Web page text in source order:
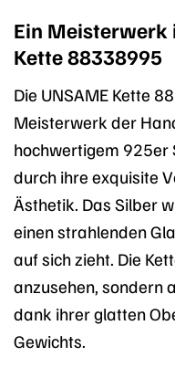
Ein Meisterwerk
Kette 88338995
Die UNSAME Kette
Meisterwerk der
hochwertigem 925er
durch ihre exquisite
Ästhetik. Das Silber
einen strahlenden
auf sich zieht. Die
anzusehen, sondern
dank ihrer glatten
Gewichts.